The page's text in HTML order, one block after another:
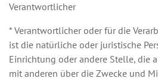
Verantwortlicher
* Verantwortlicher oder für die
ist die natürliche oder juristische
Einrichtung oder andere Stelle, die
mit anderen über die Zwecke und